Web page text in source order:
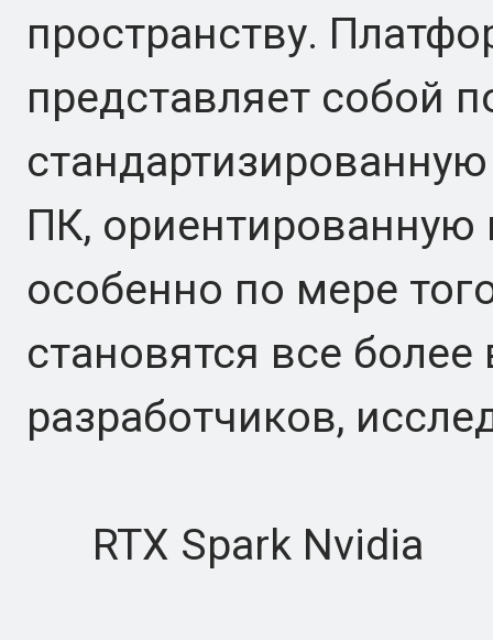
пространству.
представляет собой
ПК, ориентированную
особенно по мере
становятся все
разработчиков,
RTX Spark Nvidia